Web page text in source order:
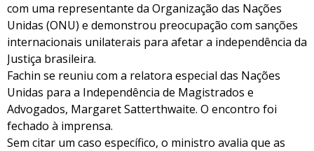
com uma representante da Organização das Nações
Unidas (ONU) e demonstrou preocupação com sanções
internacionais unilaterais para afetar a independência da
Justiça brasileira.
Fachin se reuniu com a relatora especial das Nações
Unidas para a Independência de Magistrados e
Advogados, Margaret Satterthwaite. O encontro foi
fechado à imprensa.
Sem citar um caso específico, o ministro avalia que as